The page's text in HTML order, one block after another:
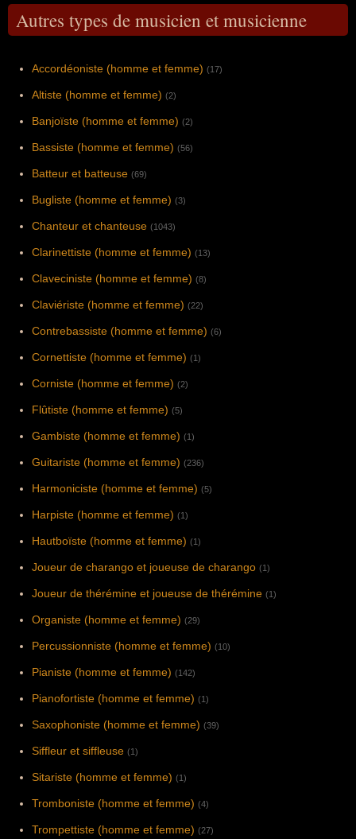
Autres types de musicien et musicienne
Accordéoniste (homme et femme) (17)
Altiste (homme et femme) (2)
Banjoïste (homme et femme) (2)
Bassiste (homme et femme) (56)
Batteur et batteuse (69)
Bugliste (homme et femme) (3)
Chanteur et chanteuse (1043)
Clarinettiste (homme et femme) (13)
Claveciniste (homme et femme) (8)
Claviériste (homme et femme) (22)
Contrebassiste (homme et femme) (6)
Cornettiste (homme et femme) (1)
Corniste (homme et femme) (2)
Flûtiste (homme et femme) (5)
Gambiste (homme et femme) (1)
Guitariste (homme et femme) (236)
Harmoniciste (homme et femme) (5)
Harpiste (homme et femme) (1)
Hautboïste (homme et femme) (1)
Joueur de charango et joueuse de charango (1)
Joueur de thérémine et joueuse de thérémine (1)
Organiste (homme et femme) (29)
Percussionniste (homme et femme) (10)
Pianiste (homme et femme) (142)
Pianofortiste (homme et femme) (1)
Saxophoniste (homme et femme) (39)
Siffleur et siffleuse (1)
Sitariste (homme et femme) (1)
Tromboniste (homme et femme) (4)
Trompettiste (homme et femme) (27)